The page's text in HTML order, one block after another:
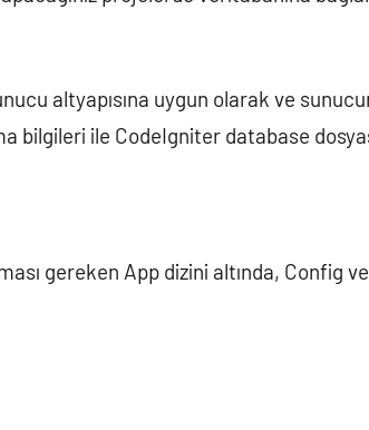
altyapısına uygun olarak ve
bilgileri ile CodeIgniter database
gereken App dizini altında, Config